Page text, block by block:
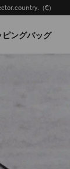
(€)
ピングバッグ